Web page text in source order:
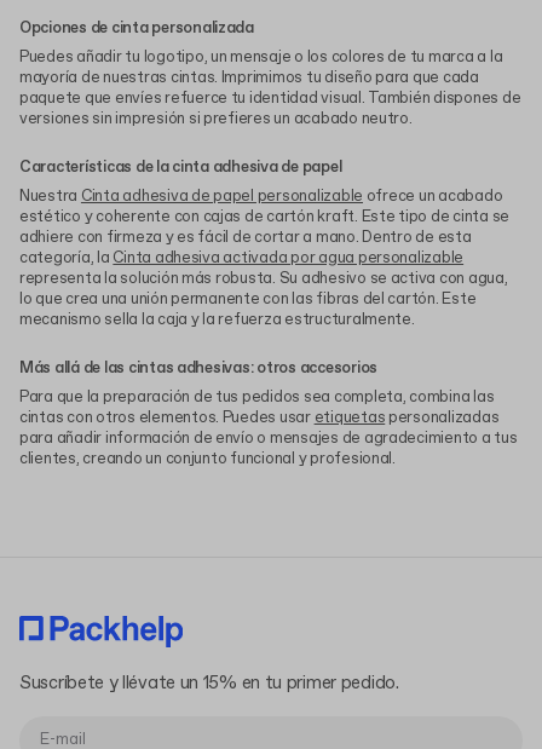
Opciones de cinta personalizada
Puedes añadir tu logotipo, un mensaje o los colores de tu marca a la
mayoría de nuestras cintas. Imprimimos tu diseño para que cada
paquete que envíes refuerce tu identidad visual. También dispones de
versiones sin impresión si prefieres un acabado neutro.
Características de la cinta adhesiva de papel
Nuestra Cinta adhesiva de papel personalizable ofrece un acabado
estético y coherente con cajas de cartón kraft. Este tipo de cinta se
adhiere con firmeza y es fácil de cortar a mano. Dentro de esta
categoría, la Cinta adhesiva activada por agua personalizable
representa la solución más robusta. Su adhesivo se activa con agua,
lo que crea una unión permanente con las fibras del cartón. Este
mecanismo sella la caja y la refuerza estructuralmente.
Más allá de las cintas adhesivas: otros accesorios
Para que la preparación de tus pedidos sea completa, combina las
cintas con otros elementos. Puedes usar etiquetas personalizadas
para añadir información de envío o mensajes de agradecimiento a tus
clientes, creando un conjunto funcional y profesional.
Suscríbete y llévate un 15% en tu primer pedido.